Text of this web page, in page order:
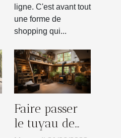
ligne. C'est avant tout
une forme de
shopping qui...
Faire passer
le tuyau de